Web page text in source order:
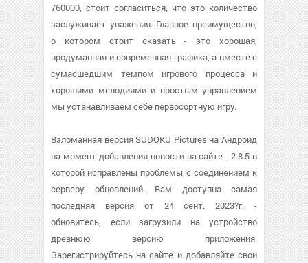
760000, стоит согласиться, что это количество
заслуживает уважения. Главное преимущество,
о котором стоит сказать - это хорошая,
продуманная и современная графика, а вместе с
сумасшедшим темпом игрового процесса и
хорошими мелодиями и простым управлением
мы устанавливаем себе первосортную игру.
Взломанная версия SUDOKU Pictures на Андроид
на момент добавления новости на сайте - 2.8.5 в
которой исправлены проблемы с соединением к
серверу обновлений. Вам доступна самая
последняя версия от 24 сент. 2023?г. -
обновитесь, если загрузили на устройство
древнюю версию приложения.
Зарегистрируйтесь на сайте и добавляйте свои